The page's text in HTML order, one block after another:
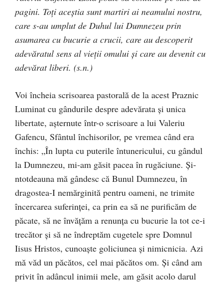
pagini. Toți aceștia sunt martiri ai neamului nostru,
care s-au umplut de Duhul lui Dumnezeu prin
asumarea cu bucurie a crucii, care au descoperit
adevăratul sens al vieții omului și care au devenit cu
adevărat liberi. (s.n.)
Voi încheia scrisoarea pastorală de la acest Praznic
Luminat cu gândurile despre adevărata și unica
libertate, așternute într-o scrisoare a lui Valeriu
Gafencu, Sfântul închisorilor, pe vremea când era
închis: „În lupta cu puterile întunericului, cu gândul
la Dumnezeu, mi-am găsit pacea în rugăciune. Şi-
ntotdeauna mă gândesc că Bunul Dumnezeu, în
dragostea-I nemărginită pentru oameni, ne trimite
încercarea suferinţei, ca prin ea să ne purificăm de
păcate, să ne învăţăm a renunţa cu bucurie la tot ce-i
trecător şi să ne îndreptăm cugetele spre Domnul
Iisus Hristos, cunoaşte goliciunea şi nimicnicia. Azi
mă văd un păcătos, cel mai păcătos om. Şi când am
privit în adâncul inimii mele, am găsit acolo darul